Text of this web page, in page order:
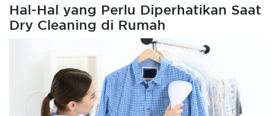
Hal-Hal yang Perlu Diperhatikan Saat
Dry Cleaning di Rumah